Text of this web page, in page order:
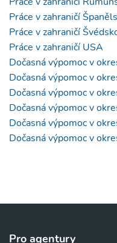
Práce v zahraničí
Práce v zahraničí
Práce v zahraničí USA
Dočasná výpomoc v
Dočasná výpomoc v
Dočasná výpomoc v
Dočasná výpomoc v
Dočasná výpomoc v
Dočasná výpomoc v
Pro agentury